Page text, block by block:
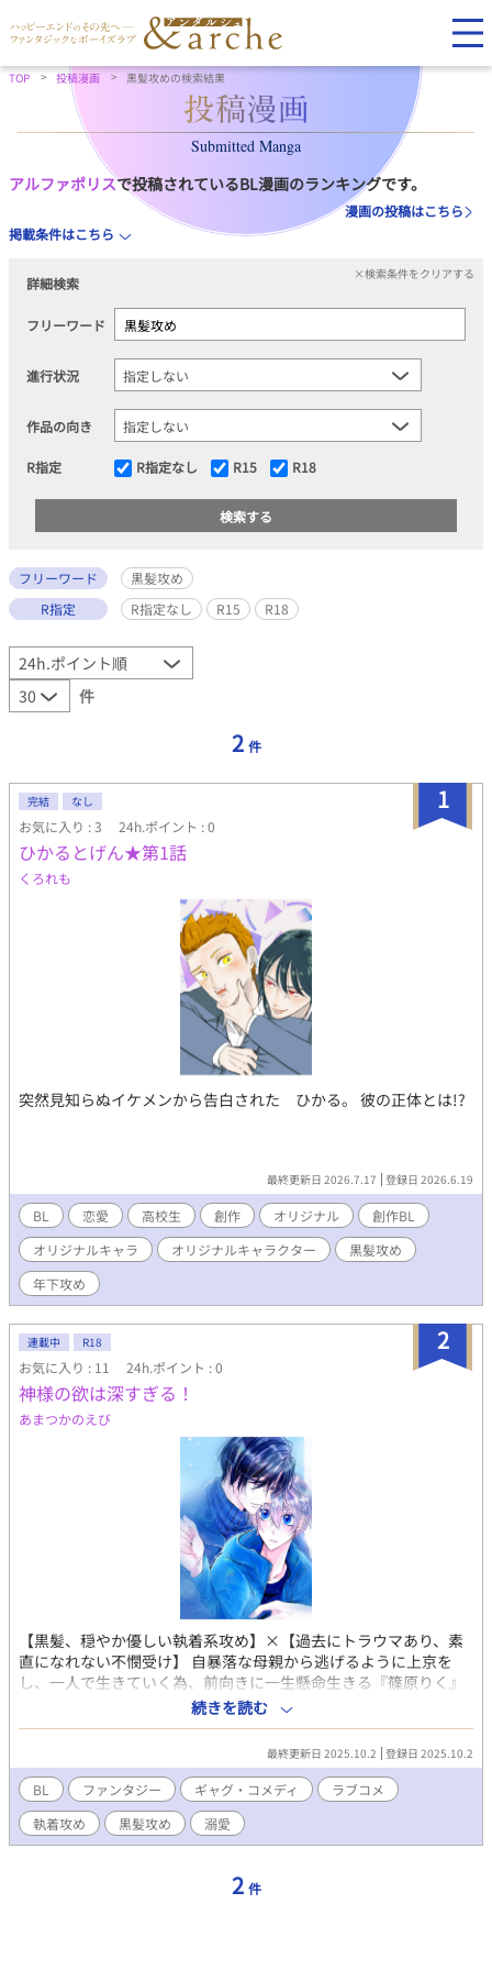
TOP 投稿漫画 黒髪攻めの検索結果
Submitted Manga
アルファポリスで投稿されているBL漫画のランキングです。
漫画の投稿はこちら
掲載条件はこちら
詳細検索
×検索条件をクリアする
フリーワード
進行状況
作品の向き
R指定 R指定なし R15 R18
フリーワード
黒髪攻め
R指定
R指定なし R15 R18
件
2 件
1
完結 なし
お気に入り : 3 24h.ポイント : 0
ひかるとげん★第1話
くろれも
突然見知らぬイケメンから告白された ひかる。 彼の正体とは!?
最終更新日 2026.7.17 登録日 2026.6.19
BL 恋愛 高校生 創作 オリジナル
創作BL
オリジナルキャラ
オリジナルキャラクター
黒髪攻め
年下攻め
2
連載中 R18
お気に入り : 11 24h.ポイント : 0
神様の欲は深すぎる！
あまつかのえび
【黒髪、穏やか優しい執着系攻め】×【過去にトラウマあり、素
直になれない不憫受け】 自暴落な母親から逃げるように上京を
し、一人で生きていく為、前向きに一生懸命生きる『篠原りく』
そんな彼が雪降る中、『神城由希』と名乗る不思議な男と出会
う。 内容はR18 今後、無理矢理、ネグレクト表現あります。 更新
はX・＠Amatuka153（あまつかのえび）のアカウントでお知ら
せ、進捗呟いています。
続きを読む
最終更新日 2025.10.2 登録日 2025.10.2
BL ファンタジー ギャグ・コメディ
ラブコメ
執着攻め
黒髪攻め 溺愛
2 件